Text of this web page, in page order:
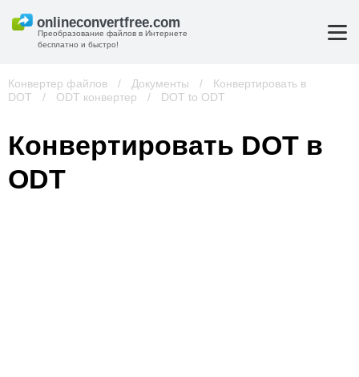
Преобразование файлов в Интернете
бесплатно и быстро!
Конвертер файлов / Документы /
Конвертировать в
DOT
/ ODT конвертер / DOT to ODT
Конвертировать DOT в
ODT